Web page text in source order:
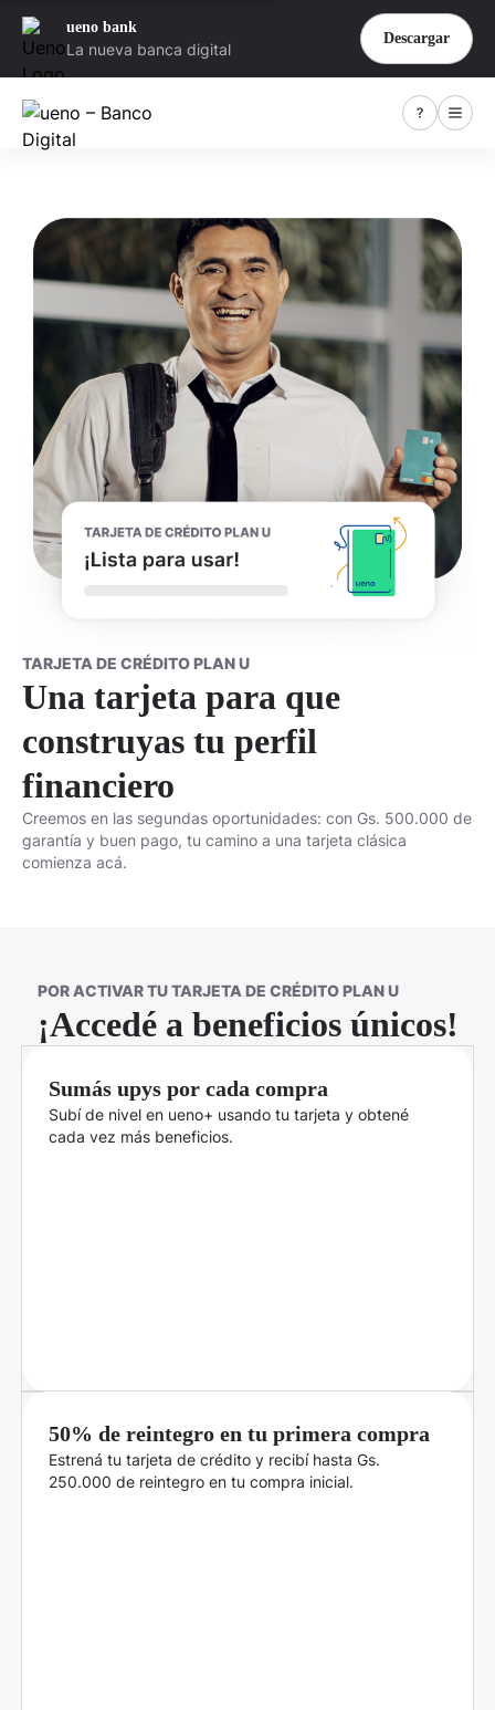
ueno bank
La nueva banca digital
Descargar
TARJETA DE CRÉDITO PLAN U
Una tarjeta para que
construyas tu perfil
financiero
Creemos en las segundas oportunidades: con Gs. 500.000 de
garantía y buen pago, tu camino a una tarjeta clásica
comienza acá.
POR ACTIVAR TU TARJETA DE CRÉDITO PLAN U
¡Accedé a beneficios únicos!
Sumás upys por cada compra
Subí de nivel en ueno+ usando tu tarjeta y obtené
cada vez más beneficios.
50% de reintegro en tu primera compra
Estrená tu tarjeta de crédito y recibí hasta Gs.
250.000 de reintegro en tu compra inicial.